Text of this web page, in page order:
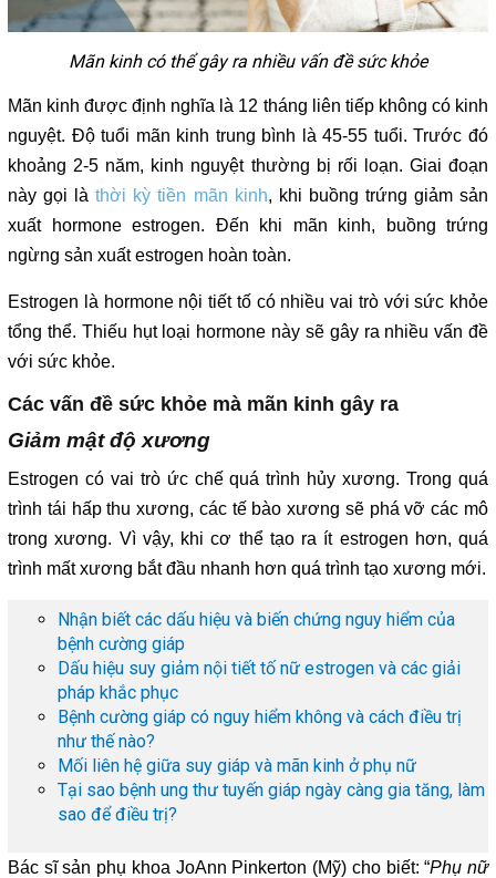
Mãn kinh có thể gây ra nhiều vấn đề sức khỏe
Mãn kinh được định nghĩa là 12 tháng liên tiếp không có kinh
nguyệt. Độ tuổi mãn kinh trung bình là 45-55 tuổi. Trước đó
khoảng 2-5 năm, kinh nguyệt thường bị rối loạn. Giai đoạn
này gọi làthời kỳ tiền mãn kinh, khi buồng trứng giảm sản
xuất hormone estrogen. Đến khi mãn kinh, buồng trứng
ngừng sản xuất estrogen hoàn toàn.
Estrogen là hormone nội tiết tố có nhiều vai trò với sức khỏe
tổng thể. Thiếu hụt loại hormone này sẽ gây ra nhiều vấn đề
với sức khỏe.
Các vấn đề sức khỏe mà mãn kinh gây ra
Giảm mật độ xương
Estrogen có vai trò ức chế quá trình hủy xương. Trong quá
trình tái hấp thu xương, các tế bào xương sẽ phá vỡ các mô
trong xương. Vì vậy, khi cơ thể tạo ra ít estrogen hơn, quá
trình mất xương bắt đầu nhanh hơn quá trình tạo xương mới.
Nhận biết các dấu hiệu và biến chứng nguy hiểm của
bệnh cường giáp
Dấu hiệu suy giảm nội tiết tố nữ estrogen và các giải
pháp khắc phục
Bệnh cường giáp có nguy hiểm không và cách điều trị
như thế nào?
Mối liên hệ giữa suy giáp và mãn kinh ở phụ nữ
Tại sao bệnh ung thư tuyến giáp ngày càng gia tăng, làm
sao để điều trị?
Bác sĩ sản phụ khoa JoAnn Pinkerton (Mỹ) cho biết: “Phụ nữ